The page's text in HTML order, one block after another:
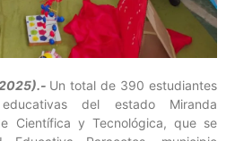
Un total de 390 estudiantes
del estado Miranda
Científica y Tecnológica, que se